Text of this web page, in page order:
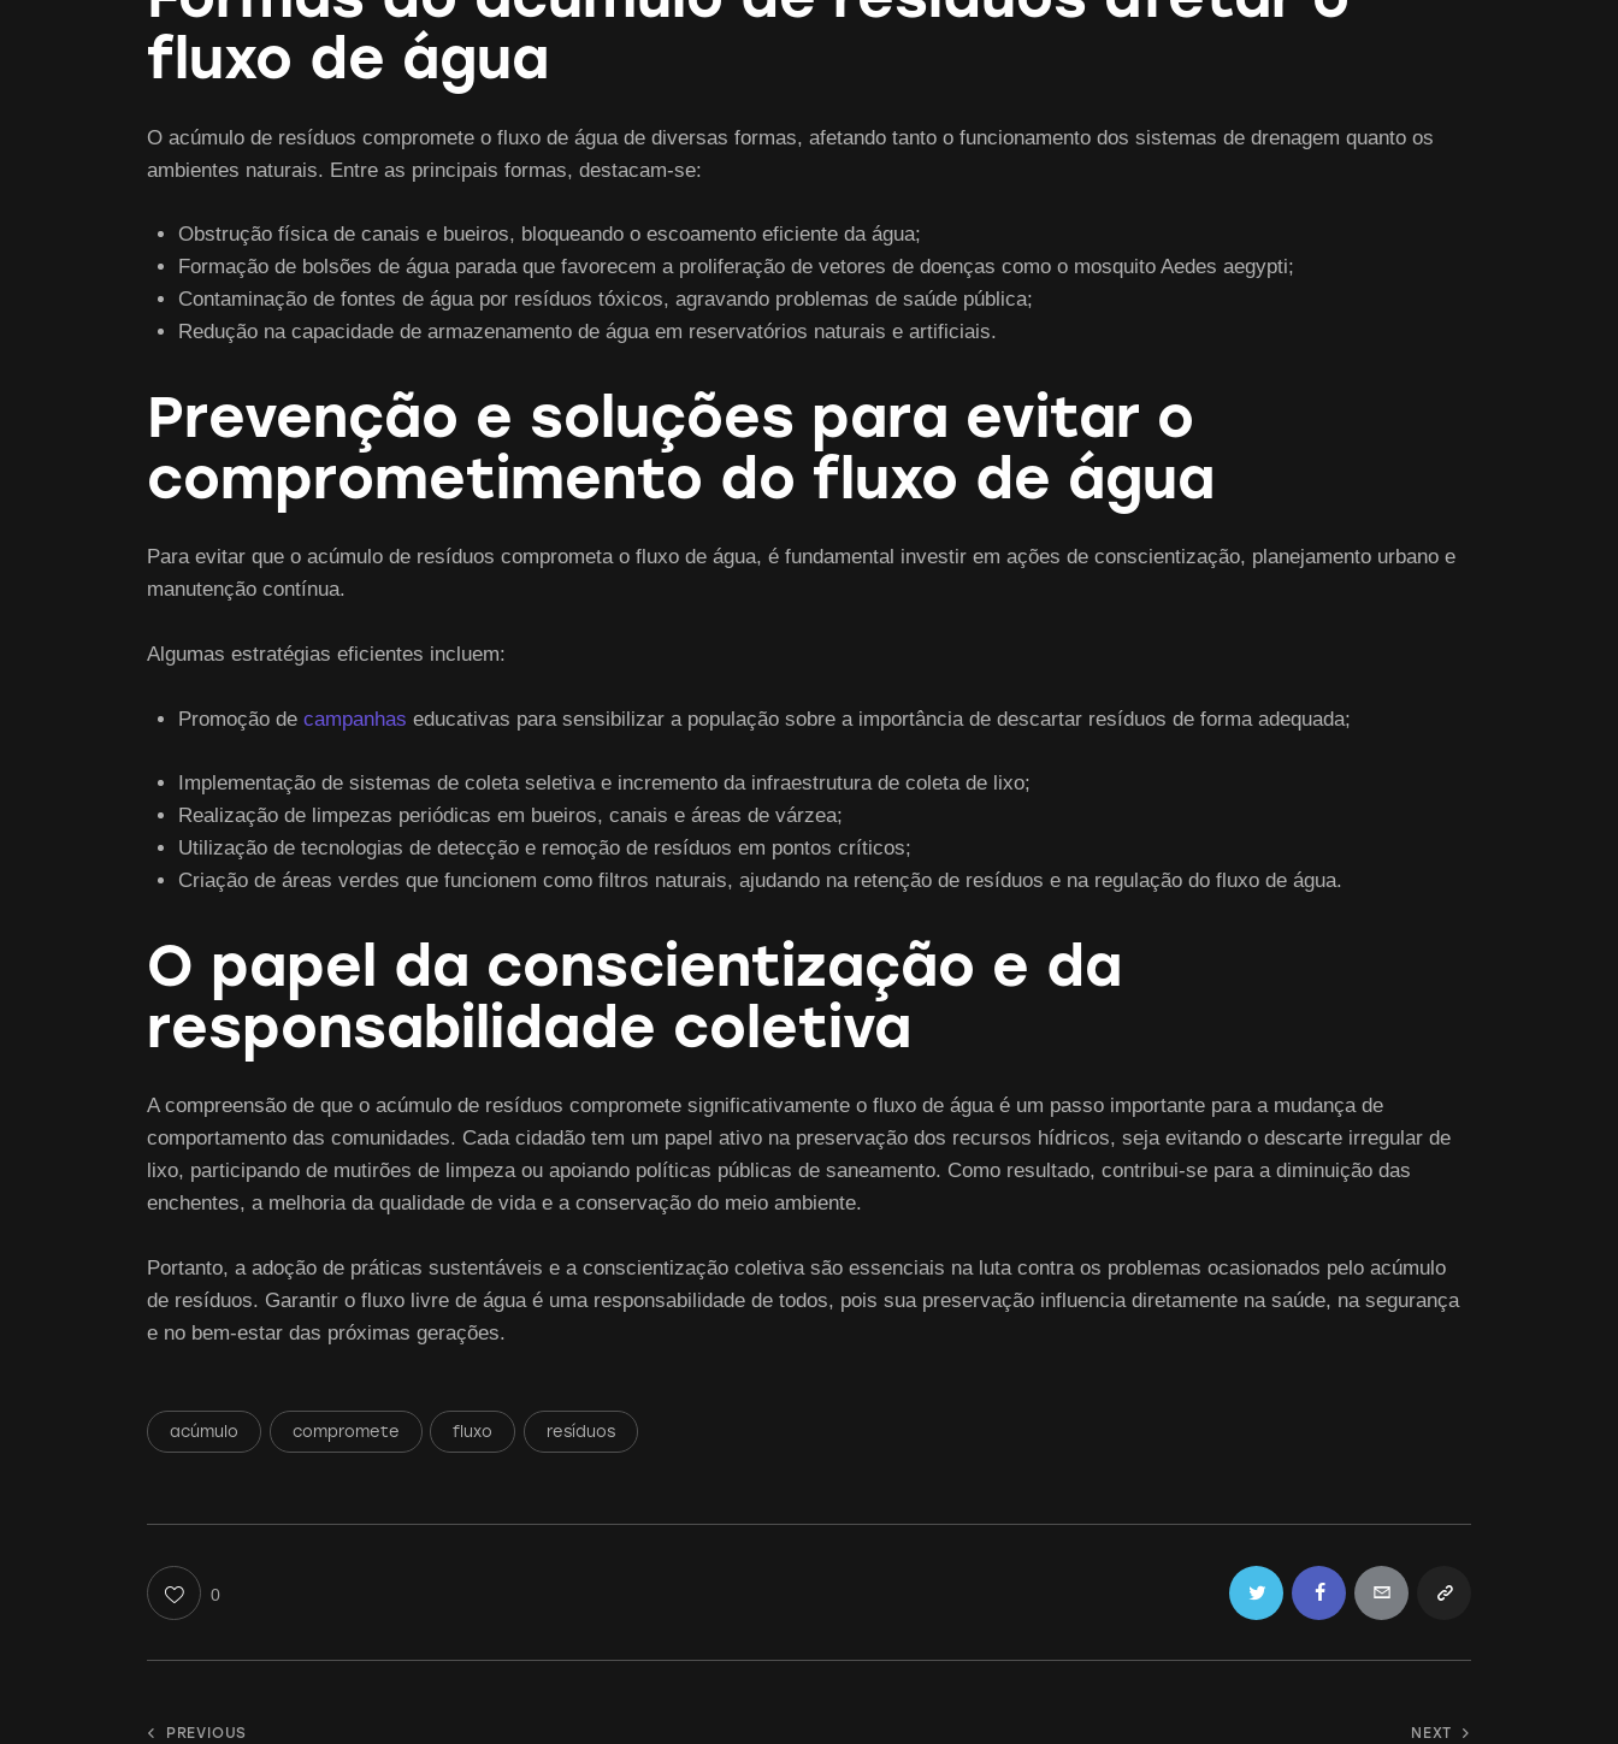
fluxo de água
O acúmulo de resíduos compromete o fluxo de água de diversas formas, afetando tanto o funcionamento dos sistemas de drenagem quanto os
ambientes naturais. Entre as principais formas, destacam-se:
Obstrução física de canais e bueiros, bloqueando o escoamento eficiente da água;
Formação de bolsões de água parada que favorecem a proliferação de vetores de doenças como o mosquito Aedes aegypti;
Contaminação de fontes de água por resíduos tóxicos, agravando problemas de saúde pública;
Redução na capacidade de armazenamento de água em reservatórios naturais e artificiais.
Prevenção e soluções para evitar o
comprometimento do fluxo de água
Para evitar que o acúmulo de resíduos comprometa o fluxo de água, é fundamental investir em ações de conscientização, planejamento urbano e
manutenção contínua.
Algumas estratégias eficientes incluem:
Promoção de campanhas educativas para sensibilizar a população sobre a importância de descartar resíduos de forma adequada;
Implementação de sistemas de coleta seletiva e incremento da infraestrutura de coleta de lixo;
Realização de limpezas periódicas em bueiros, canais e áreas de várzea;
Utilização de tecnologias de detecção e remoção de resíduos em pontos críticos;
Criação de áreas verdes que funcionem como filtros naturais, ajudando na retenção de resíduos e na regulação do fluxo de água.
O papel da conscientização e da
responsabilidade coletiva
A compreensão de que o acúmulo de resíduos compromete significativamente o fluxo de água é um passo importante para a mudança de
comportamento das comunidades. Cada cidadão tem um papel ativo na preservação dos recursos hídricos, seja evitando o descarte irregular de
lixo, participando de mutirões de limpeza ou apoiando políticas públicas de saneamento. Como resultado, contribui-se para a diminuição das
enchentes, a melhoria da qualidade de vida e a conservação do meio ambiente.
Portanto, a adoção de práticas sustentáveis e a conscientização coletiva são essenciais na luta contra os problemas ocasionados pelo acúmulo
de resíduos. Garantir o fluxo livre de água é uma responsabilidade de todos, pois sua preservação influencia diretamente na saúde, na segurança
e no bem-estar das próximas gerações.
acúmulo compromete fluxo resíduos
0 Twitter FacebookEmail Copy
PREVIOUS NEXT